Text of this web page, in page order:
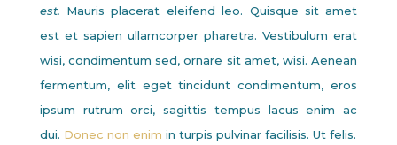
est. Mauris placerat eleifend leo. Quisque sit amet
est et sapien ullamcorper pharetra. Vestibulum erat
wisi, condimentum sed, ornare sit amet, wisi. Aenean
fermentum, elit eget tincidunt condimentum, eros
ipsum rutrum orci, sagittis tempus lacus enim ac
dui. Donec non enim in turpis pulvinar facilisis. Ut felis.